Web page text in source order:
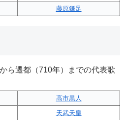
藤原鎌足
ら遷都（710年）までの代表歌
高市黒人
天武天皇